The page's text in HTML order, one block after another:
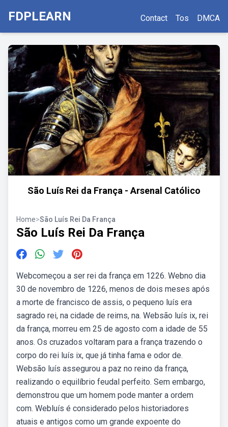
FDPLEARN Contact Tos DMCA
São Luís Rei da França - Arsenal Católico
Home>São Luís Rei Da França
São Luís Rei Da França
Webcomeçou a ser rei da frança em 1226. Webno dia
30 de novembro de 1226, menos de dois meses após
a morte de francisco de assis, o pequeno luís era
sagrado rei, na cidade de reims, na. Websão luís ix, rei
da frança, morreu em 25 de agosto com a idade de 55
anos. Os cruzados voltaram para a frança trazendo o
corpo do rei luís ix, que já tinha fama e odor de.
Websão luís assegurou a paz no reino da frança,
realizando o equilíbrio feudal perfeito. Sem embargo,
demonstrou que um homem pode manter a ordem
com. Webluís é considerado pelos historiadores
atuais e antigos como um grande expoente do